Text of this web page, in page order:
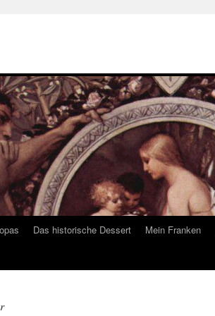
Das historische Dessert Mein Franken